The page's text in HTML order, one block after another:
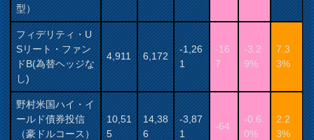
型）
フィデリティ・U
Sリート・ファン
ドB(為替ヘッジな
し)
4,911 6,172
-1,26
1
-16
7
-3.2
9%
7.3
3%
野村米国ハイ・イ
ールド債券投信
（豪ドルコース）
10,51
5
14,38
6
-3,87
1
-64
-0.6
0%
2.2
3%